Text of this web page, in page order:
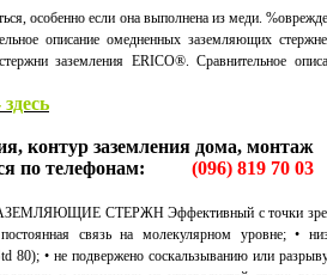
особенно если она выполнена из меди.
описание омедненных заземляющих
заземления ERICO®. Сравнительное
контур заземления дома, монтаж
по телефонам:
(096) 819 70 03
СТЕРЖН Эффективный с точки
связь на молекулярном уровне; •
80); • не подвержено соскальзыванию или